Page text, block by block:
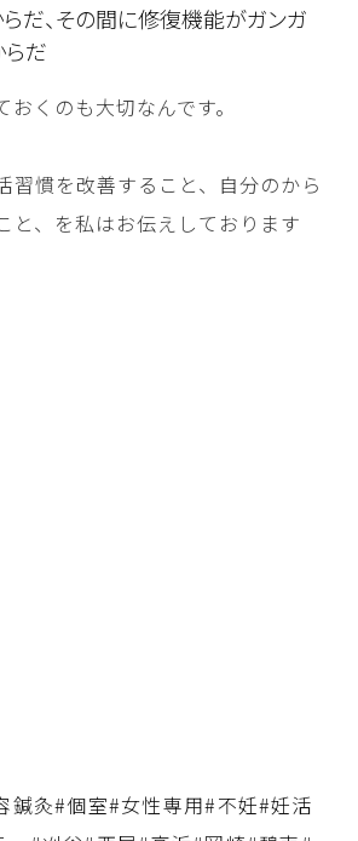
らだ、その間に修復機能がガンガ
らだ
おくのも大切なんです。
習慣を改善すること、自分のから
と、を私はお伝えしております
鍼灸#個室#女性専用#不妊#妊活